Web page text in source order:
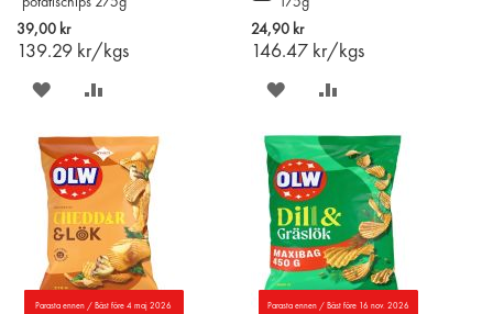
39,00 kr
139.29 kr/kgs
SPARA
ÖNSKELISTAN
JÄMFÖR
24,90 kr
146.47 kr/kgs
till
i
varukorgen
SPARA
ÖNSKELISTAN
JÄMFÖR
Parasta ennen / Bäst före 4 maj 2026 Parasta ennen / Bäst före 16 nov. 2026